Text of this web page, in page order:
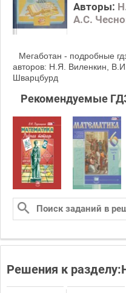
Авторы:
А.С.
Мегаботан - подробные
авторов: Н.Я. Виленкин,
Шварцбурд
Рекомендуемые
Решения к